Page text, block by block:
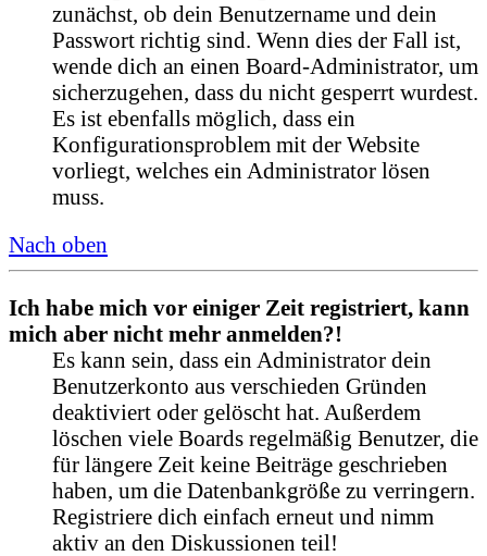
zunächst, ob dein Benutzername und dein
Passwort richtig sind. Wenn dies der Fall ist,
wende dich an einen Board-Administrator, um
sicherzugehen, dass du nicht gesperrt wurdest.
Es ist ebenfalls möglich, dass ein
Konfigurationsproblem mit der Website
vorliegt, welches ein Administrator lösen
muss.
Nach oben
Ich habe mich vor einiger Zeit registriert, kann
mich aber nicht mehr anmelden?!
Es kann sein, dass ein Administrator dein
Benutzerkonto aus verschieden Gründen
deaktiviert oder gelöscht hat. Außerdem
löschen viele Boards regelmäßig Benutzer, die
für längere Zeit keine Beiträge geschrieben
haben, um die Datenbankgröße zu verringern.
Registriere dich einfach erneut und nimm
aktiv an den Diskussionen teil!